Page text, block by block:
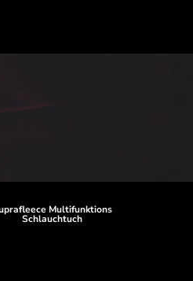
Multifunktions
Schlauchtuch